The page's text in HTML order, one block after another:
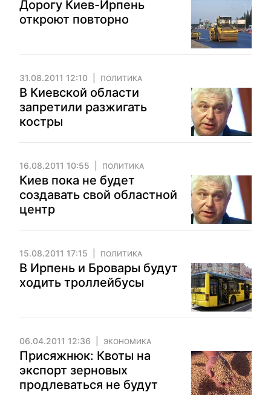
Дорогу Киев-Ирпень
откроют повторно
31.08.2011 12:10 ПОЛИТИКА
В Киевской области
запретили разжигать
костры
16.08.2011 10:55 ПОЛИТИКА
Киев пока не будет
создавать свой областной
центр
15.08.2011 17:15 ПОЛИТИКА
В Ирпень и Бровары будут
ходить троллейбусы
06.04.2011 12:36 ЭКОНОМИКА
Присяжнюк: Квоты на
экспорт зерновых
продлеваться не будут